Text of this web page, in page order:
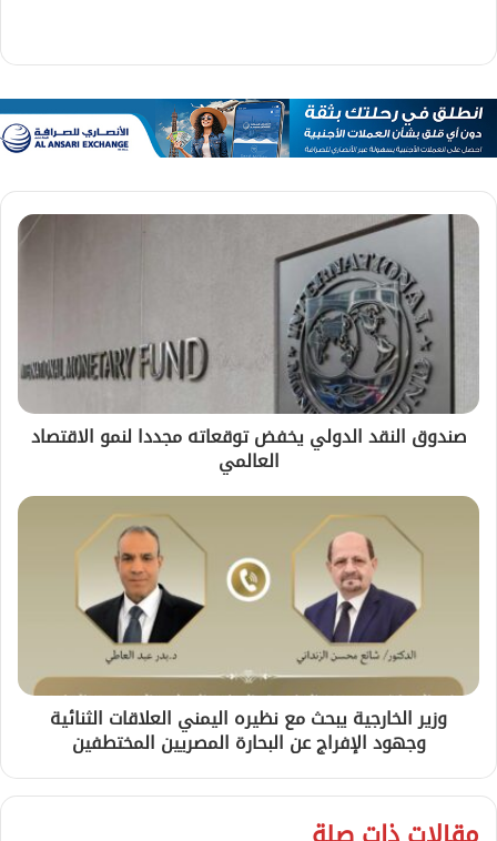
صندوق النقد الدولي يخفض توقعاته مجددا لنمو الاقتصاد
العالمي
وزير الخارجية يبحث مع نظيره اليمني العلاقات الثنائية
وجهود الإفراج عن البحارة المصريين المختطفين